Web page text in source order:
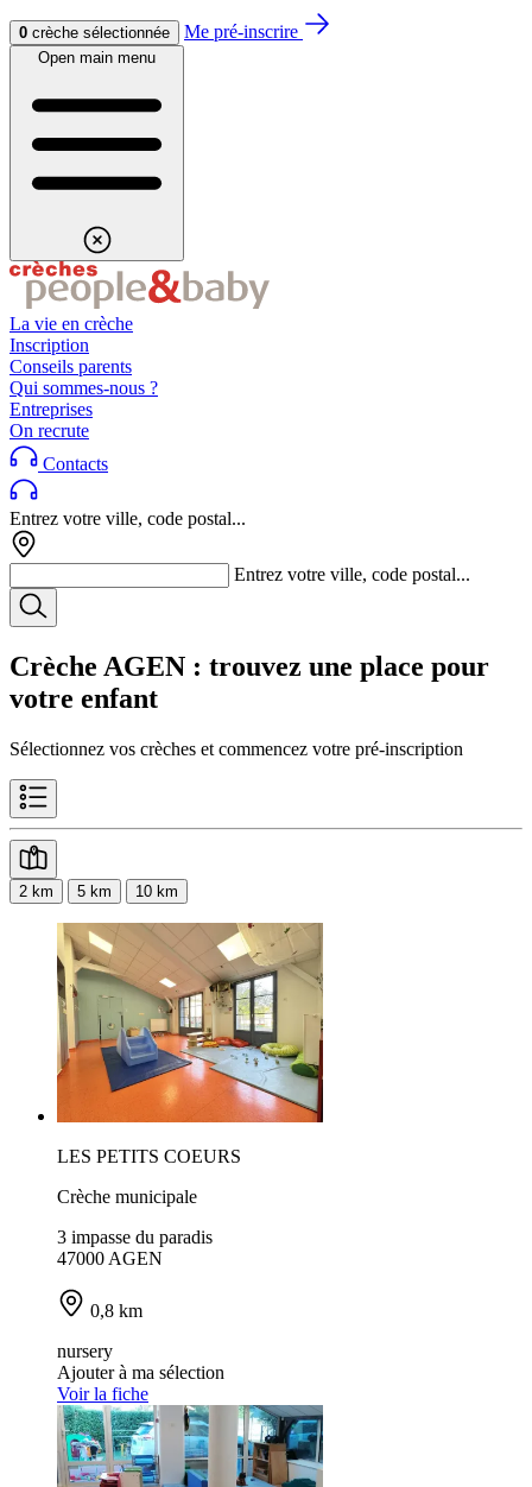
Aller au contenuAller au footer
0 crèche sélectionnée Me pré-inscrire
Open main menu
La vie en crèche
Inscription
Conseils parents
Qui sommes-nous ?
Entreprises
On recrute
Contacts
Entrez votre ville, code postal...
Entrez votre ville, code postal...
Crèche AGEN : trouvez une place pour
votre enfant
Sélectionnez vos crèches et commencez votre pré-inscription
2 km 5 km 10 km
LES PETITS COEURS
Crèche municipale
3 impasse du paradis
47000 AGEN
0,8 km
nursery
Ajouter à ma sélection
Voir la fiche